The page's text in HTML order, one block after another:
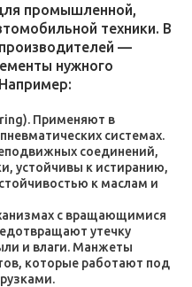
промышленной,
техники. В
—
нужного
Применяют в
системах.
соединений,
устойчивы к истиранию,
к маслам и
с вращающимися
утечку
и влаги. Манжеты
которые работают под